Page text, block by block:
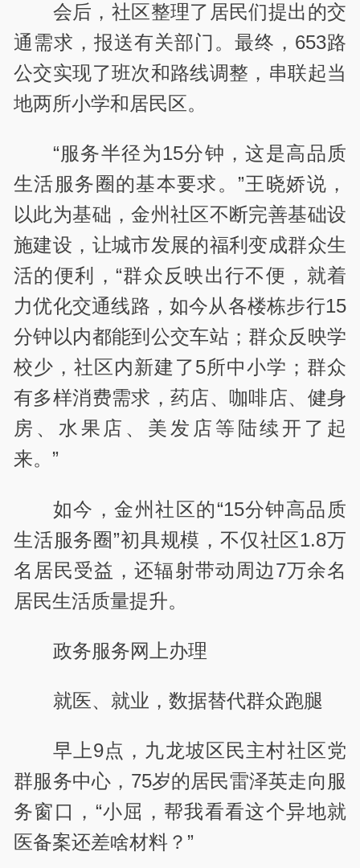
会后，社区整理了居民们提出的交
通需求，报送有关部门。最终，653路
公交实现了班次和路线调整，串联起当
地两所小学和居民区。
“服务半径为15分钟，这是高品质
生活服务圈的基本要求。”王晓娇说，
以此为基础，金州社区不断完善基础设
施建设，让城市发展的福利变成群众生
活的便利，“群众反映出行不便，就着
力优化交通线路，如今从各楼栋步行15
分钟以内都能到公交车站；群众反映学
校少，社区内新建了5所中小学；群众
有多样消费需求，药店、咖啡店、健身
房、水果店、美发店等陆续开了起
来。”
如今，金州社区的“15分钟高品质
生活服务圈”初具规模，不仅社区1.8万
名居民受益，还辐射带动周边7万余名
居民生活质量提升。
政务服务网上办理
就医、就业，数据替代群众跑腿
早上9点，九龙坡区民主村社区党
群服务中心，75岁的居民雷泽英走向服
务窗口，“小屈，帮我看看这个异地就
医备案还差啥材料？”